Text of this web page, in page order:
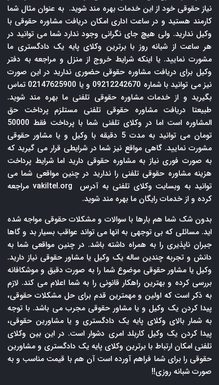
نیاز حقوقی خود از این خدمات بهره مند شوید. به عنوان مثال شما
کارمند هستید و در ساعت اداری امکان دریافت مشاوره حقوقی با
وکیل ندارید. ولی هیچ جای نگرانی وجود ندارد شما می توانید در
هر ساعت از شبانه روز با برترین وکلای پایه یک دادگستری ما
مشورت نمایید. یا اینکه شرایط خروج از منزل و مراجعه به دفتر
وکیل برای دریافت مشاوره حقوقی حضوری ندارید در این صورت
نیز می توانید با شماره 09212242670 و یا 02147625900 تماس
بگیرید و از خدمات مشاوره حقوقی تلفنی ما بهره مند شوید.
طبیعتا دریافت مشاوره حقوقی تلفنی مستلزم پرداخت حق
المشاوره است اما در وکلای تلفنی شما با پرداخت فقط 50000
تومان می توانید به مدت 5 دقیقه با وکیل و یا مشاور حقوقی
مشورت نمایید. گاهی مواقع نیز شما در شرایطی قرار می گیرید که
به صورت فوری نیاز به مشاوره حقوقی دارید اما شرایط پرداخت
هزینه مشاوره حقوقی تلفنی را ندارید در چنین مواقعی شما می
توانید به وبسایت وکلای تلفنی به آدرس
vakiltel.org مراجعه
کرده و از خدمات رایگان ما بهره مند شوید.
بدون شک شما هم بارها با سوالات و مشکلات حقوقی مواجه شده
اید. مسائلی که بی توجهی به انها می تواند عواقب بسیار بد و گاها
جبران ناپذیری را به همراه داشته باشد. در چنین مواقعی شما به
دانش و تجربه چندین ساله یک وکیل یا مشاور حقوقی نیاز دارید.
وکیل یا مشاور حقوقی موضوع شما را به صورت دقیق و موشکافانه
بررسی کرده و بهترین راهکار قانونی را به شما اعلام می کند. لازم
به ذکر است که اولین و مهمترین قدم برای حل مشکلات حقوقی،
پیدا کردن یک وکیل و یا مشاور حقوقی مجرب می باشد. با توجه
به شمار بالای وکلای پایه یک دادگستری و یا مشاورین حقوقی،
پیدا کردن یک وکیل کاربلد امری دشوار است. در این بین وکلای
تلفنی امکان ارتباط با برترین وکلای پایه یک دادگستری و مشاورین
حقوقی را برای شما فراهم آورده است آن هم با قیمت مناسب و به
صورت شبانه روزی!!